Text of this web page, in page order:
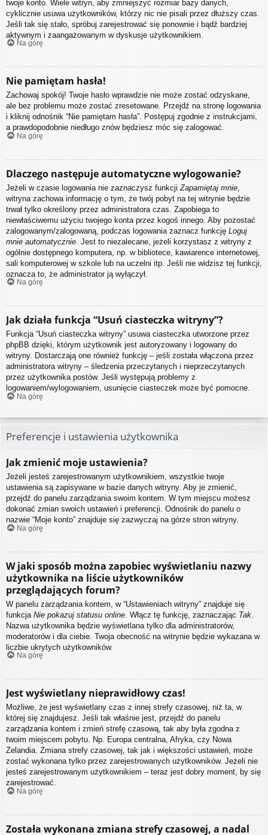
twoje konto. Wiele witryn, aby zmniejszyć rozmiar bazy danych,
cyklicznie usuwa użytkowników, którzy nic nie pisali przez dłuższy czas.
Jeśli tak się stało, spróbuj zarejestrować się ponownie i bądź bardziej
aktywnym i zaangażowanym w dyskusje użytkownikiem.
Na górę
Nie pamiętam hasła!
Zachowaj spokój! Twoje hasło wprawdzie nie może zostać odzyskane,
ale bez problemu może zostać zresetowane. Przejdź na stronę logowania
i kliknij odnośnik “Nie pamiętam hasła”. Postępuj zgodnie z instrukcjami,
a prawdopodobnie niedługo znów będziesz móc się zalogować.
Na górę
Dlaczego następuje automatyczne wylogowanie?
Jeżeli w czasie logowania nie zaznaczysz funkcji Zapamiętaj mnie
witryna zachowa informację o tym, że twój pobyt na tej witrynie będzie
trwał tylko określony przez administratora czas. Zapobiega to
niewłaściwemu użyciu twojego konta przez kogoś innego. Aby pozostać
zalogowanym/zalogowaną, podczas logowania zaznacz funkcję Loguj
mnie automatycznie . Jest to niezalecane, jeżeli korzystasz z witryny z
ogólnie dostępnego komputera, np. w bibliotece, kawiarence internetowej,
sali komputerowej w szkole lub na uczelni itp. Jeśli nie widzisz tej funkcji,
oznacza to, że administrator ją wyłączył.
Na górę
Jak działa funkcja “Usuń ciasteczka witryny”?
Funkcja “Usuń ciasteczka witryny” usuwa ciasteczka utworzone przez
phpBB dzięki, którym użytkownik jest autoryzowany i logowany do
witryny. Dostarczają one również funkcję – jeśli została włączona przez
administratora witryny – śledzenia przeczytanych i nieprzeczytanych
przez użytkownika postów. Jeśli występują problemy z
logowaniem/wylogowaniem, usunięcie ciasteczek może być pomocne.
Na górę
Preferencje i ustawienia użytkownika
Jak zmienić moje ustawienia?
Jeżeli jesteś zarejestrowanym użytkownikiem, wszystkie twoje
ustawienia są zapisywane w bazie danych witryny. Aby je zmienić,
przejdź do panelu zarządzania swoim kontem. W tym miejscu możesz
dokonać zmian swoich ustawień i preferencji. Odnośnik do panelu o
nazwie “Moje konto” znajduje się zazwyczaj na górze stron witryny.
Na górę
W jaki sposób można zapobiec wyświetlaniu nazwy
użytkownika na liście użytkowników
przeglądających forum?
W panelu zarządzania kontem, w “Ustawieniach witryny” znajduje się
funkcja Nie pokazuj statusu online . Włącz tę funkcję, zaznaczając Tak
Nazwa użytkownika będzie wyświetlana tylko dla administratorów,
moderatorów i dla ciebie. Twoja obecność na witrynie będzie wykazana w
liczbie ukrytych użytkowników.
Na górę
Jest wyświetlany nieprawidłowy czas!
Możliwe, że jest wyświetlany czas z innej strefy czasowej, niż ta, w
której się znajdujesz. Jeśli tak właśnie jest, przejdź do panelu
zarządzania kontem i zmień strefę czasową, tak aby była zgodna z
twoim miejscem pobytu. Np. Europa centralna, Afryka, czy Nowa
Zelandia. Zmiana strefy czasowej, tak jak i większości ustawień, może
zostać wykonana tylko przez zarejestrowanych użytkowników. Jeżeli nie
jesteś zarejestrowanym użytkownikiem – teraz jest dobry moment, by się
zarejestrować.
Na górę
Została wykonana zmiana strefy czasowej, a nadal